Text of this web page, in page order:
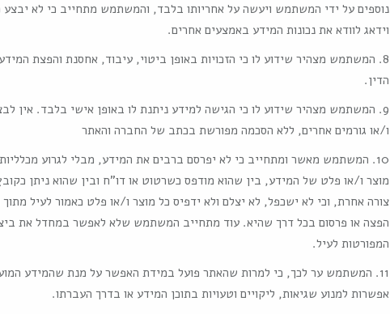
נוספים על ידי המשתמש ויעשה על אחריותו בלבד, והמשתמש מתחייב כי לא
וידאג לוודא את נכונות המידע באמצעים אחרים.
8. המשתמש מצהיר שידוע לו כי הזכויות באופן ביטוי, עיבוד, אחסנת והפצת
הדין.
9. המשתמש מצהיר שידוע לו כי הגישה למידע ניתנת לו באופן אישי בלבד. אין
ו/או גורמים אחרים, ללא הסכמה מפורשת בכתב של החברה והאתר
10. המשתמש מאשר ומתחייב כי לא יפרסם ברבים את המידע, מבלי לגרוע
מוצר ו/או פלט של המידע, בין שהוא מודפס כשרטוט או דו"ח ובין שהוא ניתן
צורה אחרת, וכי לא ישכפל, לא יצלם ולא ידפיס כל מוצר ו/או פלט כאמור לעיל
הפצה או פרסום בכל דרך שהיא. עוד מתחייב המשתמש שלא לאפשר במחדל את
המפורטות לעיל.
11. המשתמש ער לכך, כי למרות שהאתר פועל במידת האפשר על מנת שהמידע
אפשרות למנוע שגיאות, ליקויים וטעויות בתוכן המידע או בדרך העברתו.